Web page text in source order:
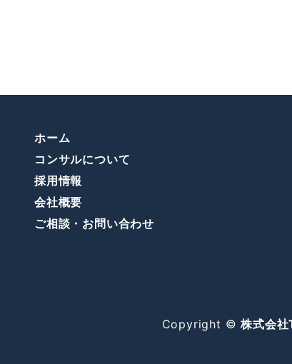
ホーム
コンサルについて
採用情報
会社概要
ご相談・お問い合わせ
Copyright ©株式会